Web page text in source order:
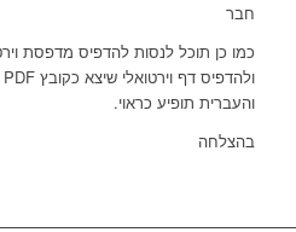
חבר
והעברית תופיע כראוי.
בהצלחה